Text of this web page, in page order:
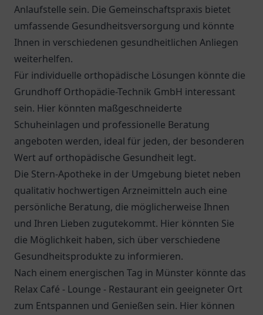
Anlaufstelle sein. Die Gemeinschaftspraxis bietet
umfassende Gesundheitsversorgung und könnte
Ihnen in verschiedenen gesundheitlichen Anliegen
weiterhelfen.
Für individuelle orthopädische Lösungen könnte die
Grundhoff Orthopädie-Technik GmbH interessant
sein. Hier könnten maßgeschneiderte
Schuheinlagen und professionelle Beratung
angeboten werden, ideal für jeden, der besonderen
Wert auf orthopädische Gesundheit legt.
Die Stern-Apotheke in der Umgebung bietet neben
qualitativ hochwertigen Arzneimitteln auch eine
persönliche Beratung, die möglicherweise Ihnen
und Ihren Lieben zugutekommt. Hier könnten Sie
die Möglichkeit haben, sich über verschiedene
Gesundheitsprodukte zu informieren.
Nach einem energischen Tag in Münster könnte das
Relax Café - Lounge - Restaurant ein geeigneter Ort
zum Entspannen und Genießen sein. Hier können